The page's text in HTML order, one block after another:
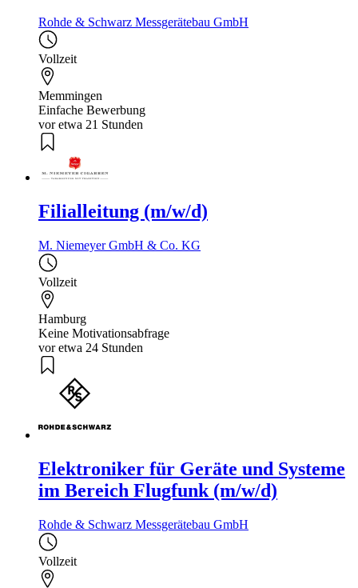
Rohde & Schwarz Messgerätebau GmbH
Vollzeit
Memmingen
Einfache Bewerbung
vor etwa 21 Stunden
Filialleitung (m/w/d)
M. Niemeyer GmbH & Co. KG
Vollzeit
Hamburg
Keine Motivationsabfrage
vor etwa 24 Stunden
Elektroniker für Geräte und Systeme
im Bereich Flugfunk (m/w/d)
Rohde & Schwarz Messgerätebau GmbH
Vollzeit